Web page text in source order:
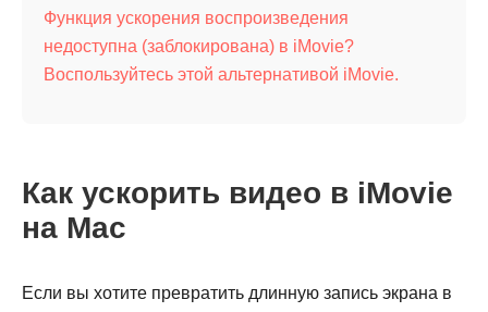
Функция ускорения воспроизведения
недоступна (заблокирована) в iMovie?
Воспользуйтесь этой альтернативой iMovie.
Как ускорить видео в iMovie
на Mac
Если вы хотите превратить длинную запись экрана в